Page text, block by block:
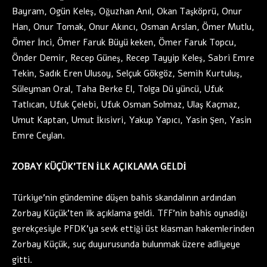
Bayram, Ogün Keleş, Oğuzhan Anıl, Okan Taşköprü, Onur
Han, Onur Tomak, Onur Akıncı, Osman Arslan, Ömer Mutlu,
Ömer İnci, Ömer Faruk Büyü keken, Ömer Faruk Topcu,
Önder Demir, Recep Güneş, Recep Tayyip Keleş, Sabri Emre
Tekin, Sadık Eren Ulusoy, Selçuk Gökgöz, Semih Kurtuluş,
Süleyman Oral, Taha Berke El, Tolga Dü yüncü, Ufuk
Tatlıcan, Ufuk Çelebi, Ufuk Osman Solmaz, Ulaş Kaçmaz,
Umut Kaptan, Umut İkısivri, Yakup Yapıcı, Yasin Şen, Yasin
Emre Ceylan.
ZOBAY KÜÇÜK’TEN İLK AÇIKLAMA GELDİ
Türkiye’nin gündemine düşen bahis skandalının ardından
Zorbay Küçük’ten ilk açıklama geldi. TFF’nin bahis oynadığı
gerekçesiyle PFDK’ya sevk ettiği üst klasman hakemlerinden
Zorbay Küçük, suç duyurusunda bulunmak üzere adliyeye
gitti.